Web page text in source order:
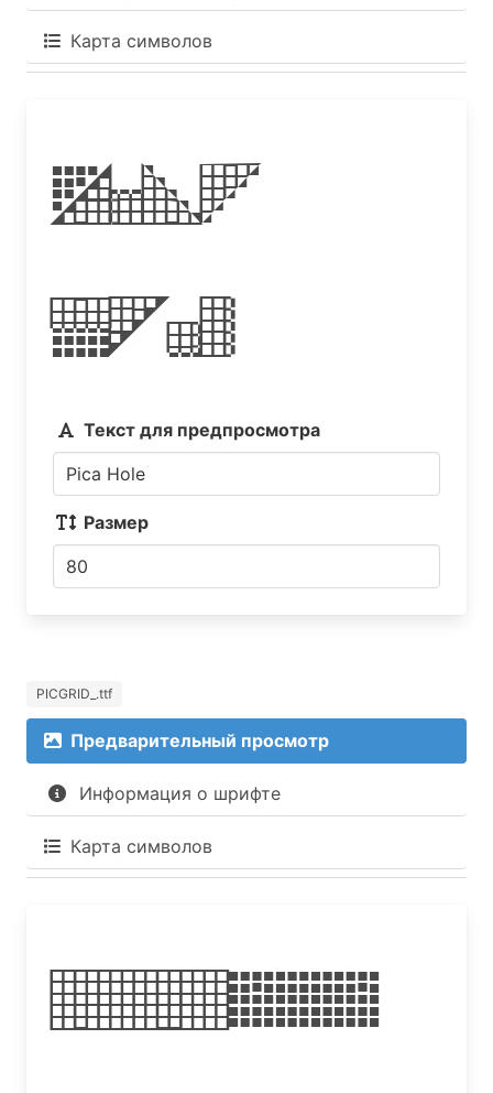
Карта символов
Pica
Hole
Текст для предпросмотра
Размер
PICGRID_.ttf
Предварительный просмотр
Информация о шрифте
Карта символов
Pica